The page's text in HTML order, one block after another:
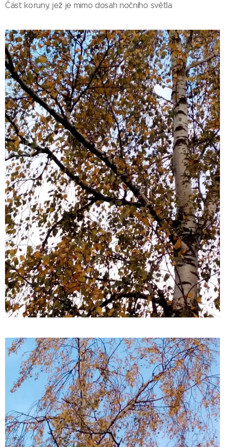
Část koruny, jež je mimo dosah nočního světla